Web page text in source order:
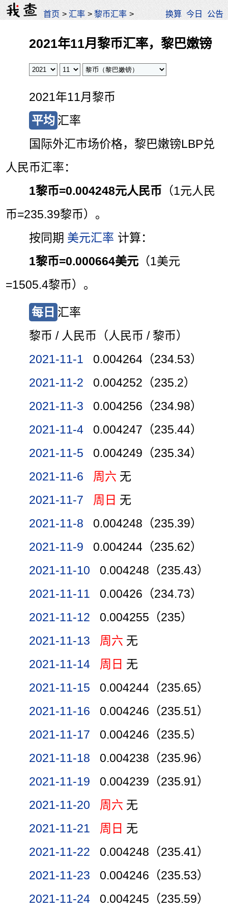
首页 >汇率 >黎币汇率 > 换算 今日 公告
2021年11月黎币汇率，黎巴嫩镑
2021年11月黎币
平均 汇率
国际外汇市场价格，黎巴嫩镑LBP兑
人民币汇率：
1黎币=0.004248元人民币 （1元人民
币=235.39黎币）。
按同期 美元汇率 计算：
1黎币=0.000664美元 （1美元
=1505.4黎币）。
每日 汇率
黎币 / 人民币（人民币 / 黎币）
2021-11-1
0.004264（234.53）
2021-11-2
0.004252（235.2）
2021-11-3
0.004256（234.98）
2021-11-4
0.004247（235.44）
2021-11-5
0.004249（235.34）
2021-11-6
周六 无
2021-11-7
周日 无
2021-11-8
0.004248（235.39）
2021-11-9
0.004244（235.62）
2021-11-10
0.004248（235.43）
2021-11-11
0.00426（234.73）
2021-11-12
0.004255（235）
2021-11-13
周六 无
2021-11-14
周日 无
2021-11-15
0.004244（235.65）
2021-11-16
0.004246（235.51）
2021-11-17
0.004246（235.5）
2021-11-18
0.004238（235.96）
2021-11-19
0.004239（235.91）
2021-11-20
周六 无
2021-11-21
周日 无
2021-11-22
0.004248（235.41）
2021-11-23
0.004246（235.53）
2021-11-24
0.004245（235.59）